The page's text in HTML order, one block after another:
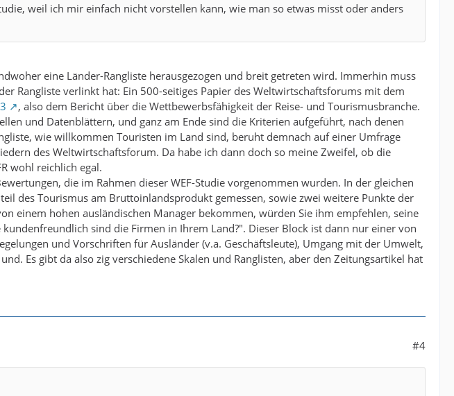
weil ich mir einfach nicht vorstellen kann, wie man so etwas misst oder anders
eine Länder-Rangliste herausgezogen und breit getreten wird. Immerhin muss
Rangliste verlinkt hat: Ein 500-seitiges Papier des Weltwirtschaftsforums mit dem
, also dem Bericht über die Wettbewerbsfähigkeit der Reise- und Tourismusbranche.
und Datenblättern, und ganz am Ende sind die Kriterien aufgeführt, nach denen
wie willkommen Touristen im Land sind, beruht demnach auf einer Umfrage
des Weltwirtschaftsforum. Da habe ich dann doch so meine Zweifel, ob die
wohl reichlich egal.
die im Rahmen dieser WEF-Studie vorgenommen wurden. In der gleichen
des Tourismus am Bruttoinlandsprodukt gemessen, sowie zwei weitere Punkte der
einem hohen ausländischen Manager bekommen, würden Sie ihm empfehlen, seine
sind die Firmen in Ihrem Land?". Dieser Block ist dann nur einer von
und Vorschriften für Ausländer (v.a. Geschäftsleute), Umgang mit der Umwelt,
Es gibt da also zig verschiedene Skalen und Ranglisten, aber den Zeitungsartikel hat
#4